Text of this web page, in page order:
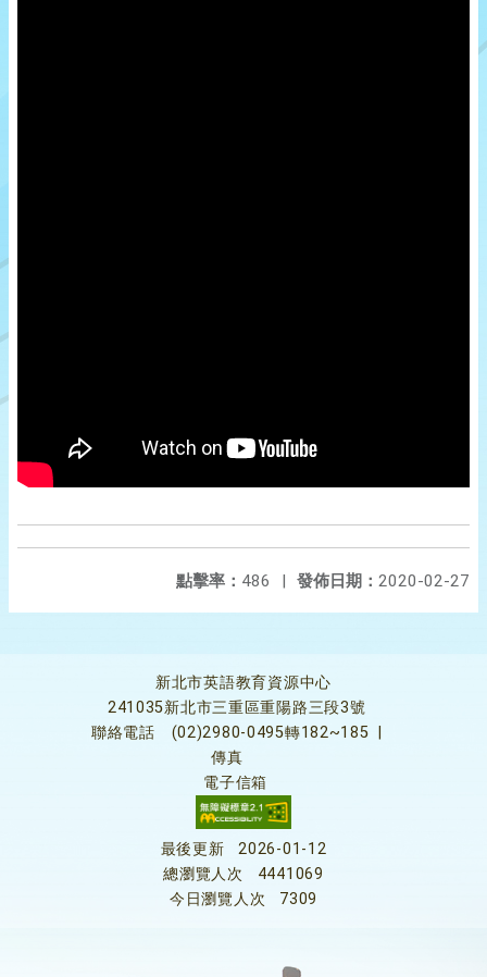
發佈日期： 2020-02-27
點擊率： 486 |
新北市英語教育資源中心
241035新北市三重區重陽路三段3號
聯絡電話
(02)2980-0495轉182~185
傳真
電子信箱
最後更新
2026-01-12
總瀏覽人次
4441069
今日瀏覽人次
7309